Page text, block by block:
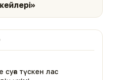
суға түскен лас